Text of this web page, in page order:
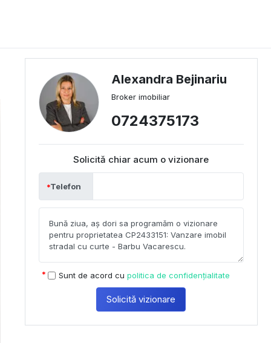
Alexandra Bejinariu
Broker imobiliar
0724375173
Solicită chiar acum o vizionare
Telefon
Sunt de acord cu politica de confidențialitate
Solicită vizionare